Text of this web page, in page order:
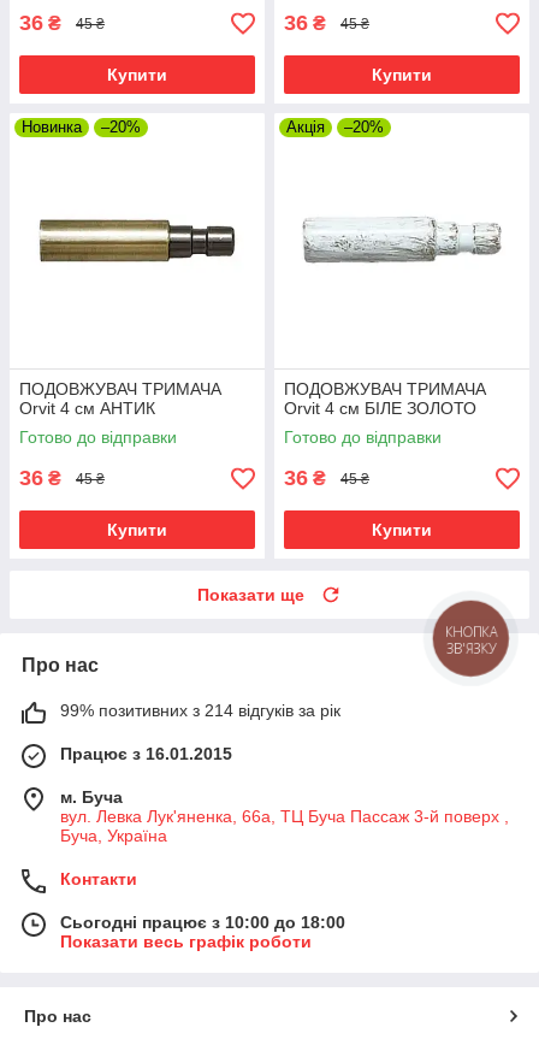
36 ₴ 45 ₴
Купити
36 ₴ 45 ₴
Купити
Новинка –20%
ПОДОВЖУВАЧ ТРИМАЧА
Orvit 4 см АНТИК
Готово до відправки
36 ₴ 45 ₴
Купити
Акція –20%
ПОДОВЖУВАЧ ТРИМАЧА
Orvit 4 см БІЛЕ ЗОЛОТО
Готово до відправки
36 ₴ 45 ₴
Купити
Показати ще
Про нас
99% позитивних з 214 відгуків за рік
Працює з 16.01.2015
м. Буча
вул. Левка Лук'яненка, 66а, ТЦ Буча Пассаж 3-й поверх ,
Буча, Україна
Контакти
Сьогодні працює з 10:00 до 18:00
Показати весь графік роботи
Про нас
КНОПКА
ЗВ'ЯЗКУ